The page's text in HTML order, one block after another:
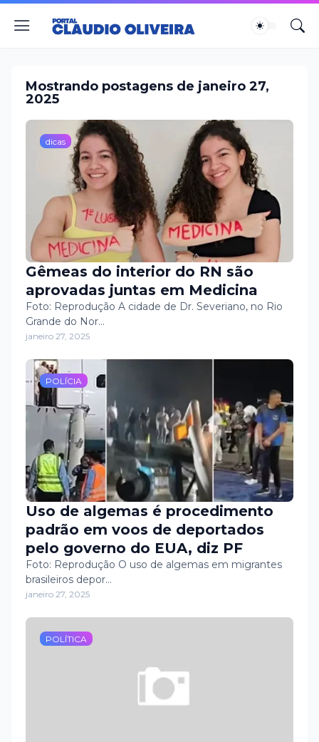
Mostrando postagens de janeiro 27,
2025
dicas
Gêmeas do interior do RN são
aprovadas juntas em Medicina
Foto: Reprodução A cidade de Dr. Severiano, no Rio
Grande do Nor…
janeiro 27, 2025
POLÍCIA
Uso de algemas é procedimento
padrão em voos de deportados
pelo governo do EUA, diz PF
Foto: Reprodução O uso de algemas em migrantes
brasileiros depor…
janeiro 27, 2025
POLÍTICA